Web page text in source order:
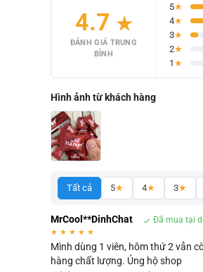
4.7 ★
ĐÁNH GIÁ TRUNG
BÌNH
5★
4★
3★
2★
1 ★
Hình ảnh từ khách hàng
Tất cả 5★ 4★ 3★
MrCool**DinhChat Đã mua tại
★ ★ ★ ★ ★
Mình dùng 1 viên, hôm thứ 2 vẫn
hàng chất lượng. Ủng hộ shop